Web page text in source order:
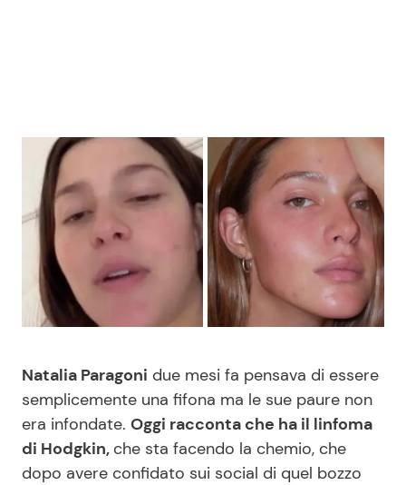
News Musica
News Spettacolo
Benessere
Casa
Mondo Mamma
News benessere
Cucina e Ricette
Consigli di Cucina
Le Ricette in TV
Primi Piatti
Natalia Paragoni due mesi fa pensava di essere
semplicemente una fifona ma le sue paure non
era infondate. Oggi racconta che ha il linfoma
di Hodgkin, che sta facendo la chemio, che
dopo avere confidato sui social di quel bozzo